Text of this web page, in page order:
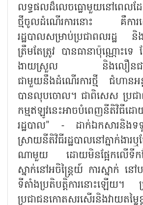
លទ្ធផលដ៏លេចធ្លោមួយនៅពេលដ
ថ្មីចូលដំណើរការនោះ គឺការ
រដ្ឋបាលសម្រាប់ប្រជាពលរដ្ឋ
ត្រឹមតែត្រូវ បានធានាប៉ុណ្ណោះទេ
ងាយស្រួល និងលឿនជាង
ជាមួយនឹងដំណើរការថ្មី ជំហានអន្ត
បានលុបចោល។ ជាពិសេស ប្រជា
កម្មឥឡូវនេះអាចបំពេញនីតិវិធីដ
រដ្ឋបាល" - ដាក់ឯកសារនិងទ
ស្រាយនីតិវិធីរដ្ឋបាលនៅភ្នាក់
ណាមួយ ដោយមិនផ្អែកលើទីកន្ល
ស្នាក់នៅអចិន្ត្រៃយ៍ ការស្នាក់ ន
ទីតាំងប្រតិបត្តិការនោះឡើយ។ ប្រ
ប្រជាជនកោតសរសើរនិងវាយតម្លៃ